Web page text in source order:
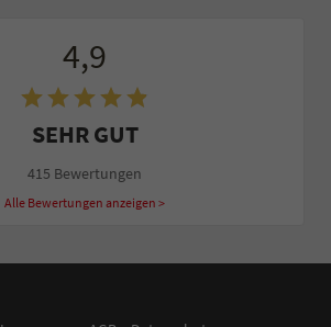
4,9
SEHR GUT
415 Bewertungen
Alle Bewertungen anzeigen >